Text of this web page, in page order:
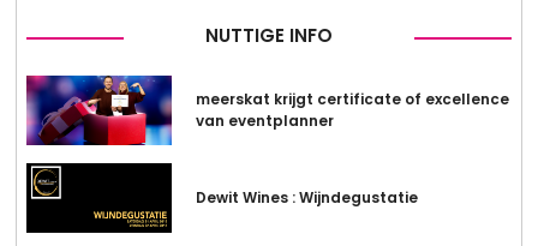
NUTTIGE INFO
meerskat krijgt certificate of excellence
van eventplanner
Dewit Wines : Wijndegustatie